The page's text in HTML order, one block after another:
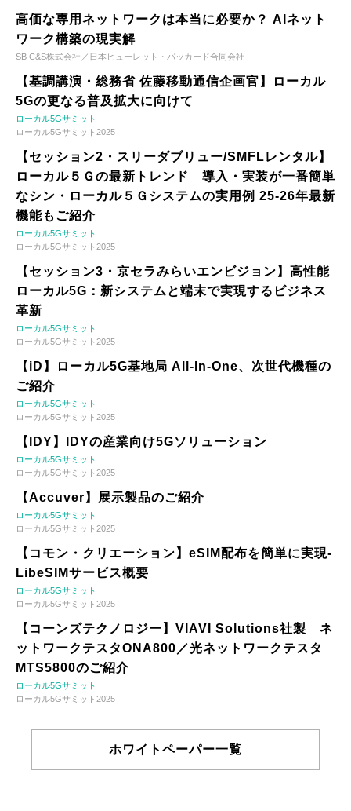
高価な専用ネットワークは本当に必要か？ AIネット
ワーク構築の現実解
SB C&S株式会社／日本ヒューレット・パッカード合同会社
【基調講演・総務省 佐藤移動通信企画官】ローカル
5Gの更なる普及拡大に向けて
ローカル5Gサミット
ローカル5Gサミット2025
【セッション2・スリーダブリュー/SMFLレンタル】
ローカル５Ｇの最新トレンド 導入・実装が一番簡単
なシン・ローカル５Ｇシステムの実用例 25-26年最新
機能もご紹介
ローカル5Gサミット
ローカル5Gサミット2025
【セッション3・京セラみらいエンビジョン】高性能
ローカル5G：新システムと端末で実現するビジネス
革新
ローカル5Gサミット
ローカル5Gサミット2025
【iD】ローカル5G基地局 All-In-One、次世代機種の
ご紹介
ローカル5Gサミット
ローカル5Gサミット2025
【IDY】IDYの産業向け5Gソリューション
ローカル5Gサミット
ローカル5Gサミット2025
【Accuver】展示製品のご紹介
ローカル5Gサミット
ローカル5Gサミット2025
【コモン・クリエーション】eSIM配布を簡単に実現-
LibeSIMサービス概要
ローカル5Gサミット
ローカル5Gサミット2025
【コーンズテクノロジー】VIAVI Solutions社製 ネ
ットワークテスタONA800／光ネットワークテスタ
MTS5800のご紹介
ローカル5Gサミット
ローカル5Gサミット2025
ホワイトペーパー一覧